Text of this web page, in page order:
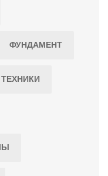
ФУНДАМЕНТ